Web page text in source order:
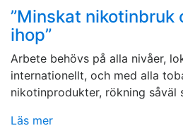
”Minskat nikotinbruk
ihop”
Arbete behövs på alla nivåer,
internationellt, och med alla
nikotinprodukter, rökning såväl
Läs mer